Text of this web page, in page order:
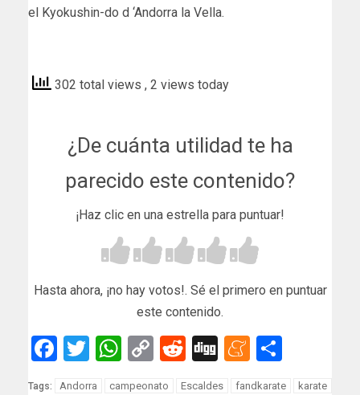
el Kyokushin-do d ‘Andorra la Vella.
302 total views , 2 views today
¿De cuánta utilidad te ha
parecido este contenido?
¡Haz clic en una estrella para puntuar!
Hasta ahora, ¡no hay votos!. Sé el primero en puntuar
este contenido.
Facebook
TwitterWhatsApp
Copy
Link
RedditDigg
Tags: Andorra campeonato Escaldes fandkarate
karate